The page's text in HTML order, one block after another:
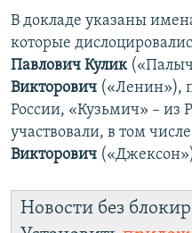
В докладе указаны
которые
Павлович Кулик
Викторович («Ленин»),
России, «Кузьмич» – из
участвовали, в том
Викторович
Новости без